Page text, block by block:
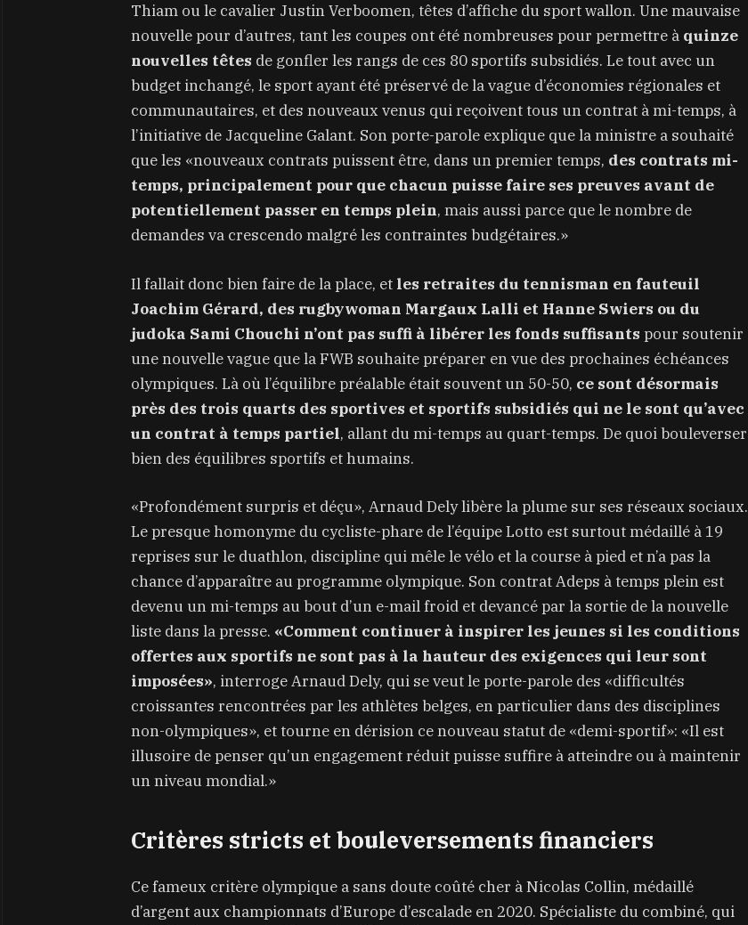
Thiam ou le cavalier Justin Verboomen, têtes d’affiche du sport wallon. Une mauvaise
nouvelle pour d’autres, tant les coupes ont été nombreuses pour permettre à quinze
nouvelles têtes de gonfler les rangs de ces 80 sportifs subsidiés. Le tout avec un
budget inchangé, le sport ayant été préservé de la vague d’économies régionales et
communautaires, et des nouveaux venus qui reçoivent tous un contrat à mi-temps, à
l’initiative de Jacqueline Galant. Son porte-parole explique que la ministre a souhaité
que les «nouveaux contrats puissent être, dans un premier temps, des contrats mi-
temps, principalement pour que chacun puisse faire ses preuves avant de
potentiellement passer en temps plein, mais aussi parce que le nombre de
demandes va crescendo malgré les contraintes budgétaires.»
Il fallait donc bien faire de la place, et les retraites du tennisman en fauteuil
Joachim Gérard, des rugbywoman Margaux Lalli et Hanne Swiers ou du
judoka Sami Chouchi n’ont pas suffi à libérer les fonds suffisants pour soutenir
une nouvelle vague que la FWB souhaite préparer en vue des prochaines échéances
olympiques. Là où l’équilibre préalable était souvent un 50-50, ce sont désormais
près des trois quarts des sportives et sportifs subsidiés qui ne le sont qu’avec
un contrat à temps partiel, allant du mi-temps au quart-temps. De quoi bouleverser
bien des équilibres sportifs et humains.
«Profondément surpris et déçu», Arnaud Dely libère la plume sur ses réseaux sociaux.
Le presque homonyme du cycliste-phare de l’équipe Lotto est surtout médaillé à 19
reprises sur le duathlon, discipline qui mêle le vélo et la course à pied et n’a pas la
chance d’apparaître au programme olympique. Son contrat Adeps à temps plein est
devenu un mi-temps au bout d’un e-mail froid et devancé par la sortie de la nouvelle
liste dans la presse. «Comment continuer à inspirer les jeunes si les conditions
offertes aux sportifs ne sont pas à la hauteur des exigences qui leur sont
imposées», interroge Arnaud Dely, qui se veut le porte-parole des «difficultés
croissantes rencontrées par les athlètes belges, en particulier dans des disciplines
non-olympiques», et tourne en dérision ce nouveau statut de «demi-sportif»: «Il est
illusoire de penser qu’un engagement réduit puisse suffire à atteindre ou à maintenir
un niveau mondial.»
Critères stricts et bouleversements financiers
Ce fameux critère olympique a sans doute coûté cher à Nicolas Collin, médaillé
d’argent aux championnats d’Europe d’escalade en 2020. Spécialiste du combiné, qui